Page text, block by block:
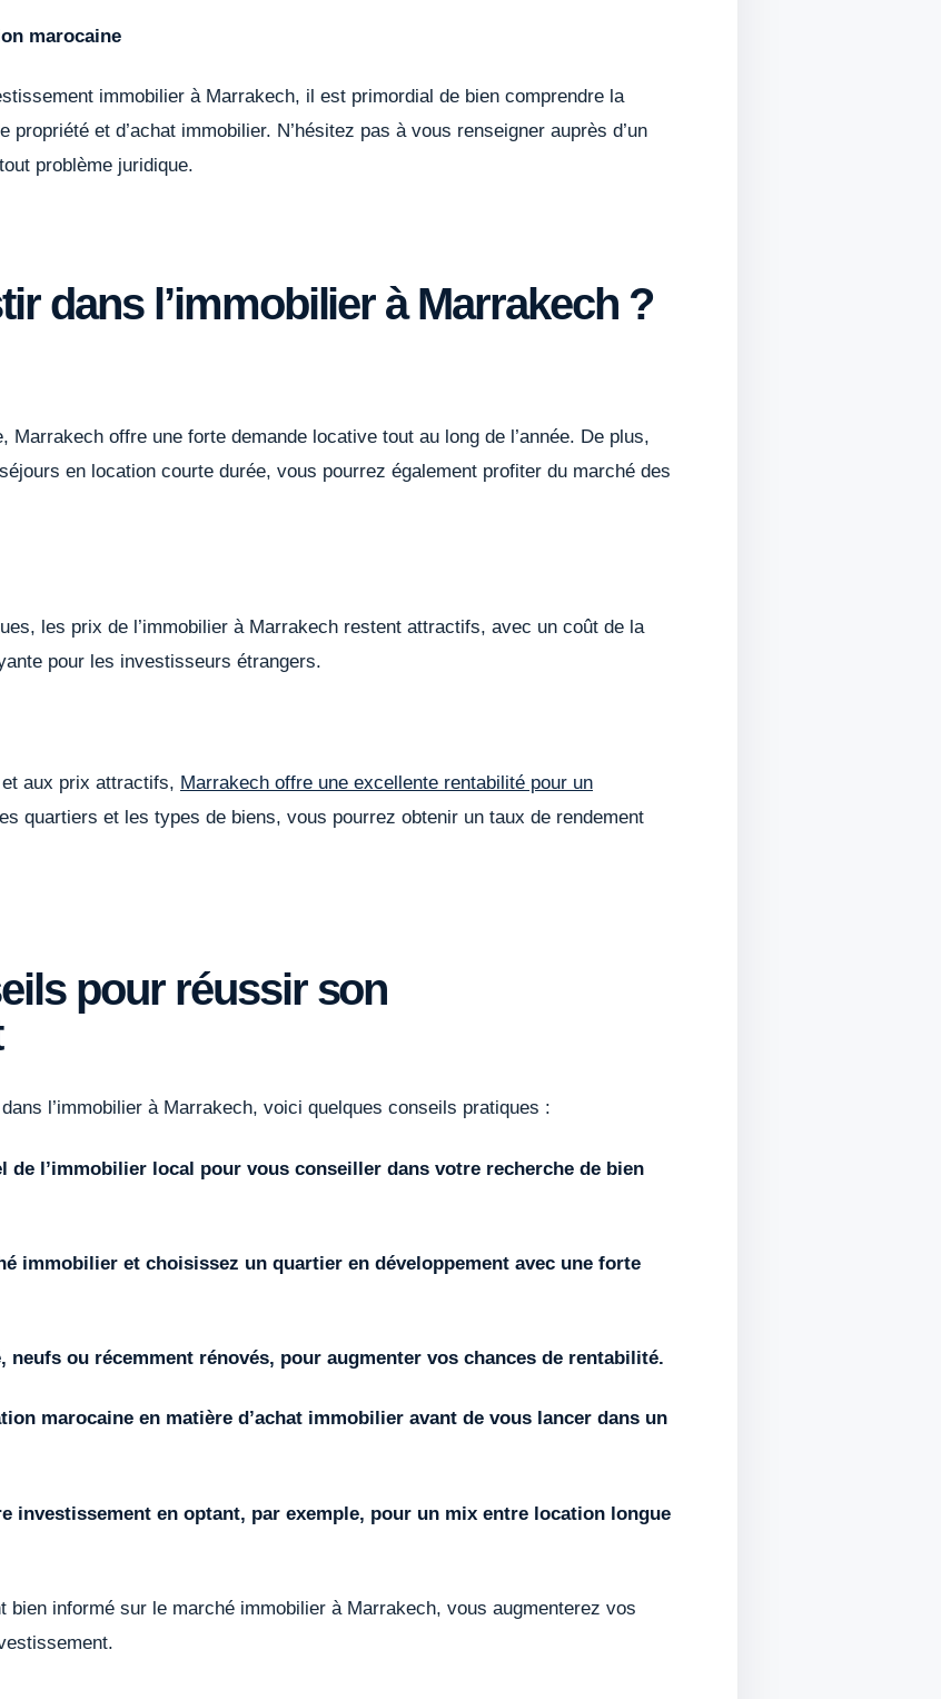
marocaine
immobilier à Marrakech, il est primordial de bien comprendre la
propriété et d’achat immobilier. N’hésitez pas à vous renseigner auprès d’un
problème juridique.
dans l’immobilier à Marrakech ?
offre une forte demande locative tout au long de l’année. De plus,
en location courte durée, vous pourrez également profiter du marché des
les prix de l’immobilier à Marrakech restent attractifs, avec un coût de la
pour les investisseurs étrangers.
aux prix attractifs, Marrakech offre une excellente rentabilité pour un
quartiers et les types de biens, vous pourrez obtenir un taux de rendement
pour réussir son
l’immobilier à Marrakech, voici quelques conseils pratiques :
de l’immobilier local pour vous conseiller dans votre recherche de bien
immobilier et choisissez un quartier en développement avec une forte
ou récemment rénovés, pour augmenter vos chances de rentabilité.
marocaine en matière d’achat immobilier avant de vous lancer dans un
investissement en optant, par exemple, pour un mix entre location longue
bien informé sur le marché immobilier à Marrakech, vous augmenterez vos